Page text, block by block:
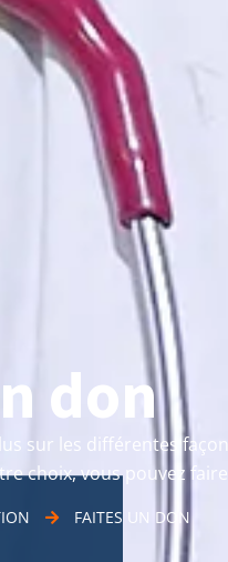
don
sur les différentes
choix, vous pouvez
FAITES UN DON